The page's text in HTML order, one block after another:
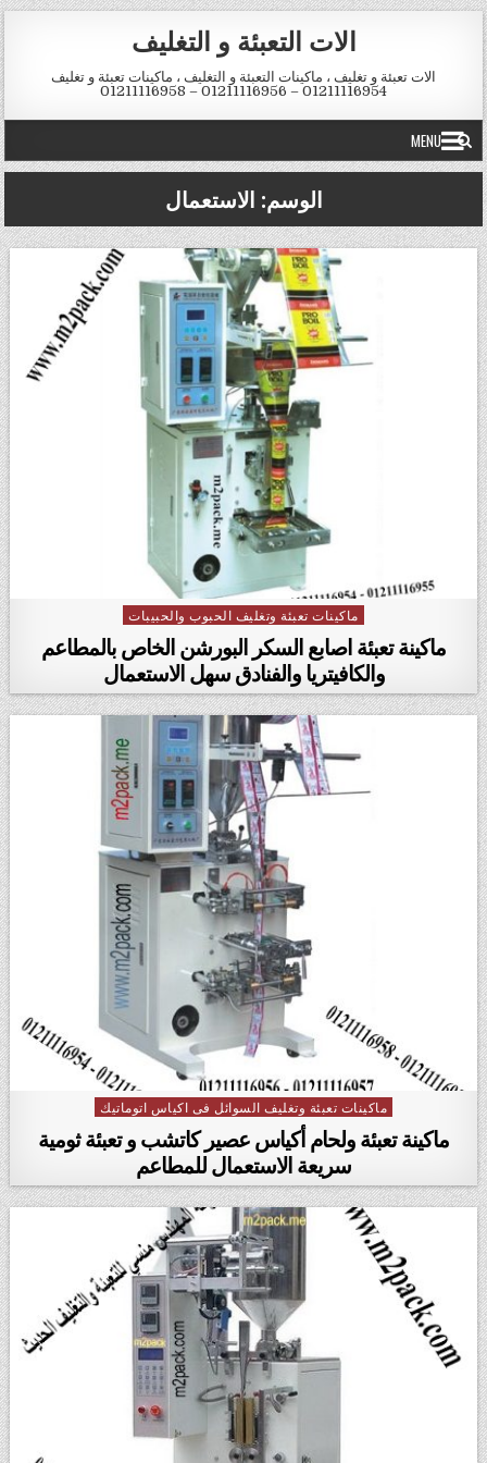
Skip to content
الات التعبئة و التغليف
الات تعبئة و تغليف ، ماكينات التعبئة و التغليف ، ماكينات تعبئة و تغليف
01211116954 – 01211116956 – 01211116958
MENU
الوسم: الاستعمال
Posted in
ماكينات تعبئة وتغليف الحبوب والحبيبات
ماكينة تعبئة اصابع السكر البورشن الخاص بالمطاعم
والكافيتريا والفنادق سهل الاستعمال
Posted in
ماكينات تعبئة وتغليف السوائل فى اكياس اتوماتيك
ماكينة تعبئة ولحام أكياس عصير كاتشب و تعبئة ثومية
سريعة الاستعمال للمطاعم